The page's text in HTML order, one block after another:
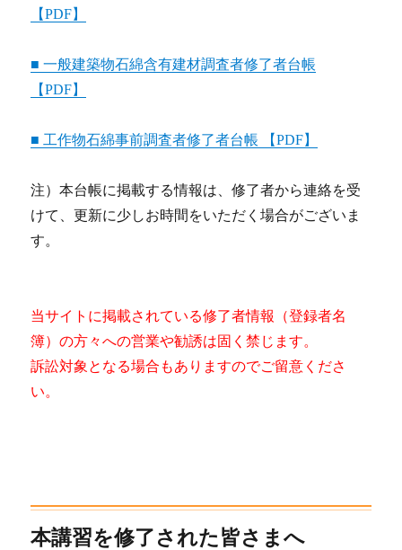
【PDF】
■ 一般建築物石綿含有建材調査者修了者台帳
【PDF】
■ 工作物石綿事前調査者修了者台帳 【PDF】
注）本台帳に掲載する情報は、修了者から連絡を受
けて、更新に少しお時間をいただく場合がございま
す。
当サイトに掲載されている修了者情報（登録者名
簿）の方々への営業や勧誘は固く禁じます。
訴訟対象となる場合もありますのでご留意くださ
い。
本講習を修了された皆さまへ